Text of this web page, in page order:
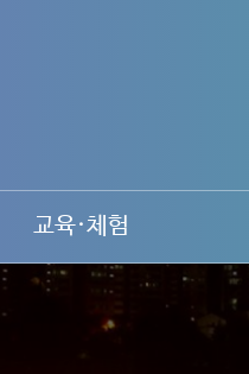
교육·체험